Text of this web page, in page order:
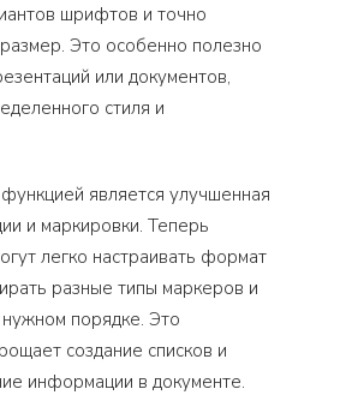
шрифтов и точно
Это особенно полезно
или документов,
стиля и
является улучшенная
и маркировки. Теперь
легко настраивать формат
разные типы маркеров и
порядке. Это
создание списков и
информации в документе.